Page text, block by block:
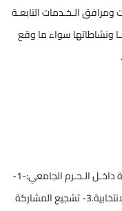
الـخـدمات التابعـة
ونشاطاتها سواء ما وقع
أـ يـحـق للطلبـة ممارسة الأنشـطة الحزبية التاليـة داخـل الـحـرم الجامعي:-1-
التوعية والتثقيف الحزبي.2- التعريف بالعملية الانتخابية.3- تشجيع المشاركة